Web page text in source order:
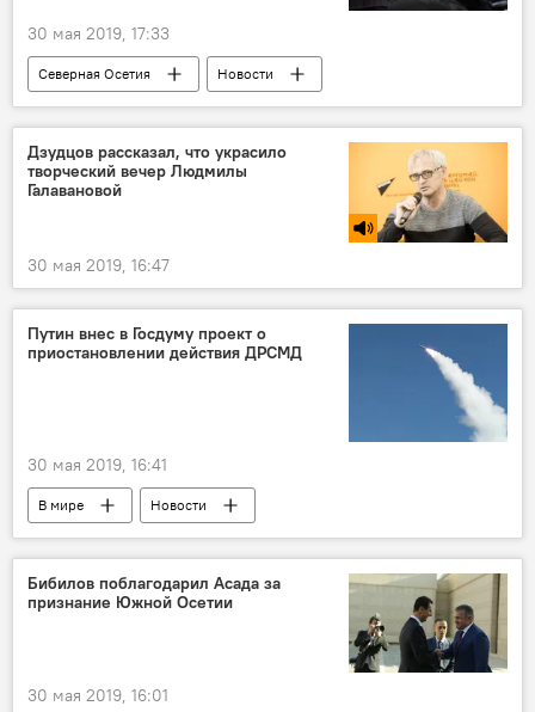
30 мая 2019, 17:33
Северная Осетия Новости
Дзудцов рассказал, что украсило
творческий вечер Людмилы
Галавановой
30 мая 2019, 16:47
Путин внес в Госдуму проект о
приостановлении действия ДРСМД
30 мая 2019, 16:41
В мире Новости
Бибилов поблагодарил Асада за
признание Южной Осетии
30 мая 2019, 16:01